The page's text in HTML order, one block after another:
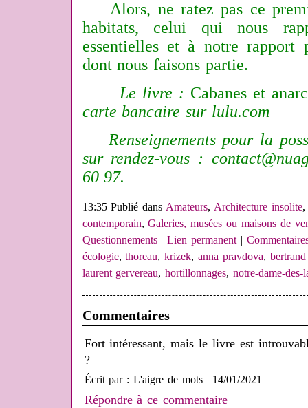
Alors, ne ratez pas ce
habitats, celui qui nous
essentielles et à notre rapport
dont nous faisons partie.
Le livre : Cabanes et
carte bancaire sur lulu.com
Renseignements pour la
sur rendez-vous :
60 97.
13:35 Publié dansAmateurs, Architecture insolite,
contemporain,Galeries, musées ou maisons de
Questionnements|Lien permanent|
écologie,thoreau,krizek,anna pravdova,
laurent gervereau,hortillonnages,notre-dame-des-
Commentaires
Fort intéressant, mais le livre est
?
Écrit par : L'aigre de mots | 14/01/2021
Répondre à ce commentaire